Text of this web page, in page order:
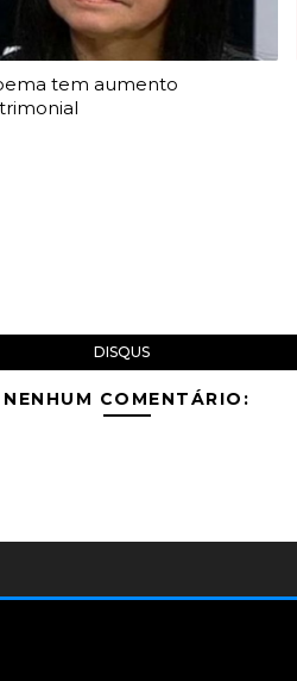
tem aumento
DISQUS
NENHUM COMENTÁRIO: